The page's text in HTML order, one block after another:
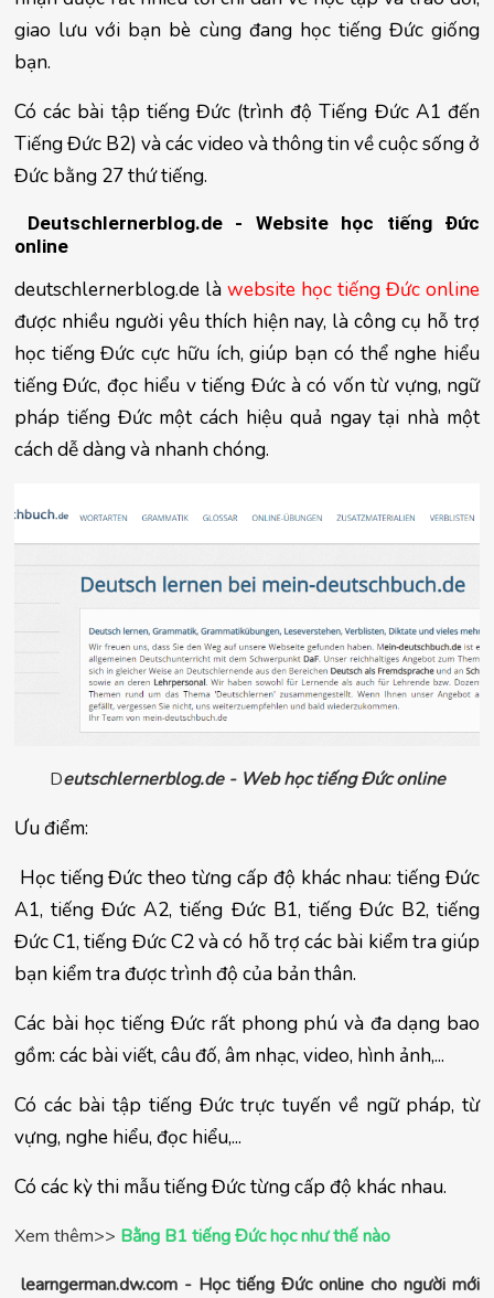
giao lưu với bạn bè cùng đang học tiếng Đức giống
bạn.
Có các bài tập tiếng Đức (trình độ Tiếng Đức A1 đến
Tiếng Đức B2) và các video và thông tin về cuộc sống ở
Đức bằng 27 thứ tiếng.
online
deutschlernerblog.de là website học tiếng Đức online
được nhiều người yêu thích hiện nay, là công cụ hỗ trợ
học tiếng Đức cực hữu ích, giúp bạn có thể nghe hiểu
tiếng Đức, đọc hiểu v tiếng Đức à có vốn từ vựng, ngữ
pháp tiếng Đức một cách hiệu quả ngay tại nhà một
cách dễ dàng và nhanh chóng.
Deutschlernerblog.de - Web học tiếng Đức online
Ưu điểm:
A1, tiếng Đức A2, tiếng Đức B1, tiếng Đức B2, tiếng
Đức C1, tiếng Đức C2 và có hỗ trợ các bài kiểm tra giúp
bạn kiểm tra được trình độ của bản thân.
Các bài học tiếng Đức rất phong phú và đa dạng bao
gồm: các bài viết, câu đố, âm nhạc, video, hình ảnh,...
Có các bài tập tiếng Đức trực tuyến về ngữ pháp, từ
vựng, nghe hiểu, đọc hiểu,...
Có các kỳ thi mẫu tiếng Đức từng cấp độ khác nhau.
Xem thêm>> Bằng B1 tiếng Đức học như thế nào
learngerman.dw.com - Học tiếng Đức online cho người mới